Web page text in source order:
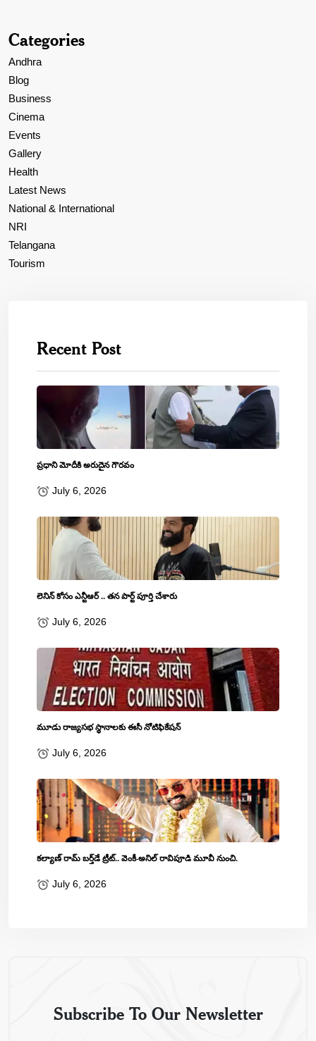
Categories
Andhra
Blog
Business
Cinema
Events
Gallery
Health
Latest News
National & International
NRI
Telangana
Tourism
Recent Post
ప్రధాని మోదీకి అరుదైన గౌరవం
July 6, 2026
లెనిన్‌ కోసం ఎన్టీఆర్‌ .. తన పార్ట్‌ పూర్తి చేశారు
July 6, 2026
మూడు రాజ్యసభ స్థానాలకు ఈసీ నోటిఫికేషన్
July 6, 2026
కల్యాణ్ రామ్ బ‌ర్త్‌డే ట్రీట్‌.. వెంకీ-అనిల్ రావిపూడి మూవీ నుంచి.
July 6, 2026
Subscribe To Our Newsletter